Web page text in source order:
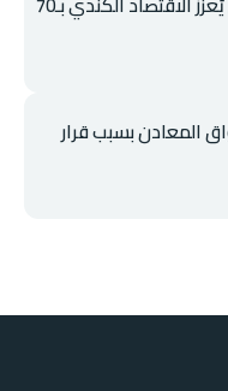
المعادن بسبب قرار